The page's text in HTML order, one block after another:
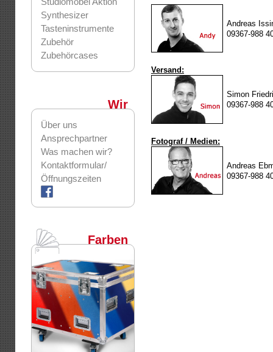
Synthesizer
Tasteninstrumente
Zubehör
Zubehörcases
Wir
Über uns
Ansprechpartner
Was machen wir?
Kontaktformular/
Öffnungszeiten
Farben
Andreas
09367-988
Versand:
Simon
09367-988
Fotograf / Medien:
Andreas
09367-988